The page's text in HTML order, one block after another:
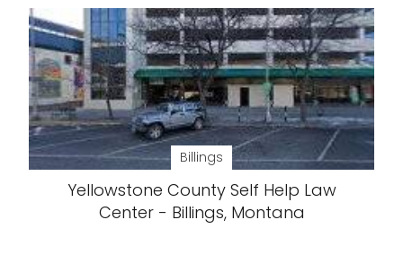
Billings
Yellowstone County Self Help Law
Center - Billings, Montana